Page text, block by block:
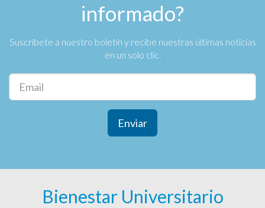
informado?
Suscríbete a nuestro boletín y recibe nuestras últimas noticias
en un solo clic.
Enviar
Bienestar Universitario